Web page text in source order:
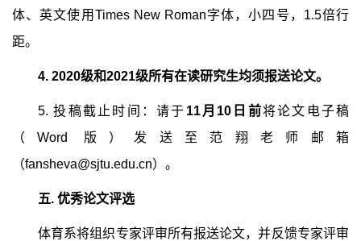
体、英文使用 Times New Roman字体，小四号， 1.5倍行
距。
4. 2020级和2021级所有在读研究生均须报送论文。
5.投稿截止时间：请于 11月 10 日前将论文电子稿
（Word 版）发送至范翔老师邮箱
（fansheva@sjtu.edu.cn）。
五. 优秀论文评选
体育系将组织专家评审所有报送论文，并反馈专家评审